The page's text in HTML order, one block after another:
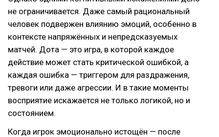
не ограничивается. Даже самый рациональный
человек подвержен влиянию эмоций, особенно в
контексте напряжённых и непредсказуемых
матчей. Дота — это игра, в которой каждое
действие может стать критической ошибкой, а
каждая ошибка — триггером для раздражения,
тревоги или даже агрессии. И в такие моменты
восприятие искажается не только логикой, но и
состоянием.
Когда игрок эмоционально истощён — после